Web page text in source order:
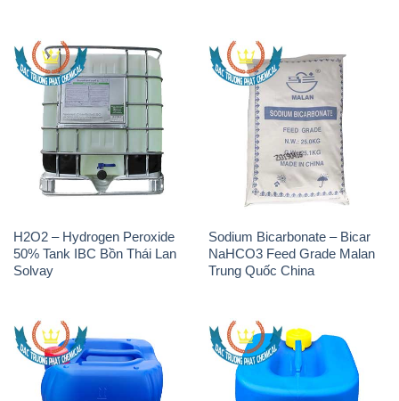
H2O2 – Hydrogen Peroxide
50% Tank IBC Bồn Thái Lan
Solvay
Sodium Bicarbonate – Bicar
NaHCO3 Feed Grade Malan
Trung Quốc China